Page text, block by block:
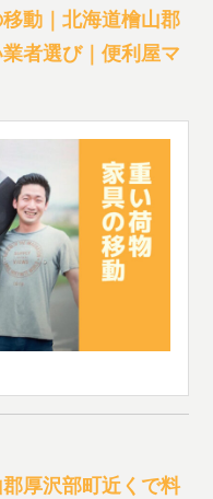
動｜北海道檜山郡
者選び｜便利屋マ
厚沢部町近くで料